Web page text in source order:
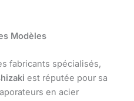
Modèles
fabricants spécialisés,
est réputée pour sa
en acier